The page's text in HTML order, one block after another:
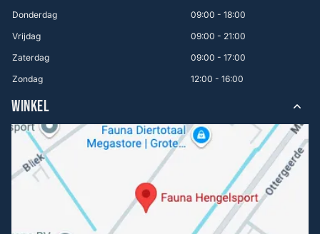
Donderdag
09:00 - 18:00
Vrijdag
09:00 - 21:00
Zaterdag
09:00 - 17:00
Zondag
12:00 - 16:00
WINKEL